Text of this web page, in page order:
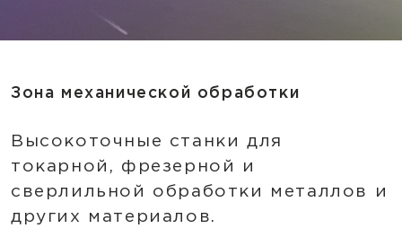
Зона механической обработки
Высокоточные станки для
токарной, фрезерной и
сверлильной обработки металлов и
других материалов.